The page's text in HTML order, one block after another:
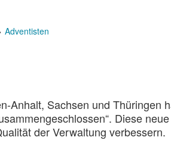
Adventisten
Anhalt, Sachsen und Thüringen
Diese neue
der Verwaltung verbessern.